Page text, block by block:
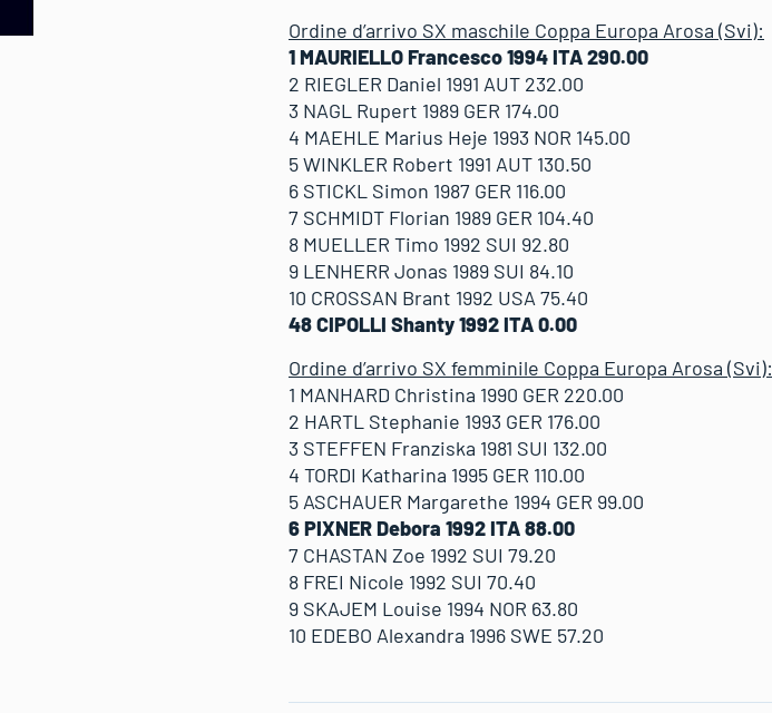
Ordine d’arrivo SX maschile Coppa Europa Arosa (Svi):
1 MAURIELLO Francesco 1994 ITA 290.00
2 RIEGLER Daniel 1991 AUT 232.00
3 NAGL Rupert 1989 GER 174.00
4 MAEHLE Marius Heje 1993 NOR 145.00
5 WINKLER Robert 1991 AUT 130.50
6 STICKL Simon 1987 GER 116.00
7 SCHMIDT Florian 1989 GER 104.40
8 MUELLER Timo 1992 SUI 92.80
9 LENHERR Jonas 1989 SUI 84.10
10 CROSSAN Brant 1992 USA 75.40
48 CIPOLLI Shanty 1992 ITA 0.00
Ordine d’arrivo SX femminile Coppa Europa Arosa (Svi):
1 MANHARD Christina 1990 GER 220.00
2 HARTL Stephanie 1993 GER 176.00
3 STEFFEN Franziska 1981 SUI 132.00
4 TORDI Katharina 1995 GER 110.00
5 ASCHAUER Margarethe 1994 GER 99.00
6 PIXNER Debora 1992 ITA 88.00
7 CHASTAN Zoe 1992 SUI 79.20
8 FREI Nicole 1992 SUI 70.40
9 SKAJEM Louise 1994 NOR 63.80
10 EDEBO Alexandra 1996 SWE 57.20